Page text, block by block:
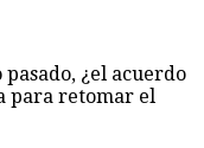
¿el acuerdo
para retomar el